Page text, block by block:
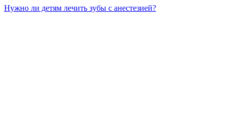
Нужно ли детям лечить зубы с анестезией?